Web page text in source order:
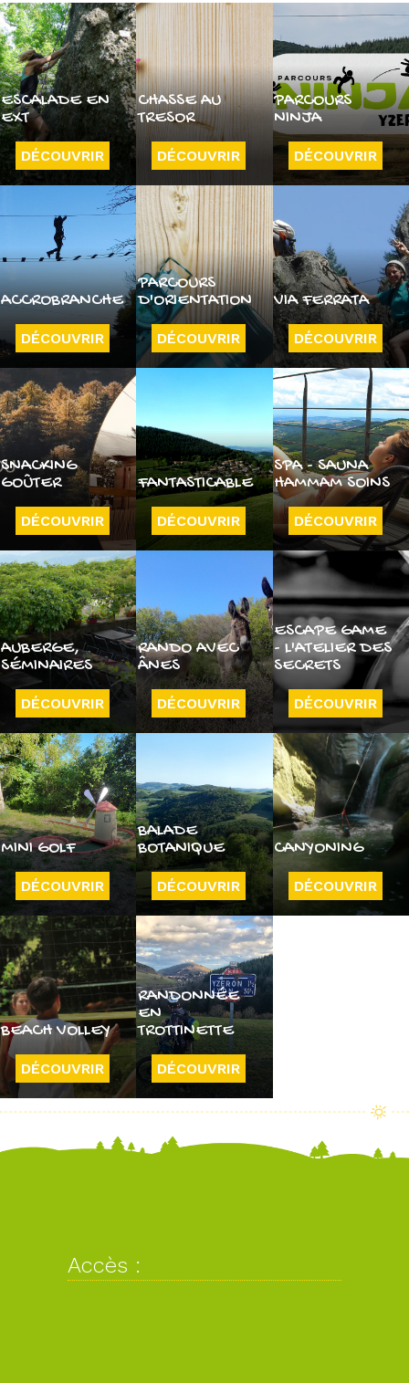
ESCALADE EN
EXT
DÉCOUVRIR
CHASSE AU
TRESOR
DÉCOUVRIR
PARCOURS
NINJA
DÉCOUVRIR
ACCROBRANCHE
DÉCOUVRIR
PARCOURS
D'ORIENTATION
DÉCOUVRIR
VIA FERRATA
DÉCOUVRIR
SNACKING
GOÛTER
DÉCOUVRIR
FANTASTICABLE
DÉCOUVRIR
SPA - SAUNA
HAMMAM SOINS
DÉCOUVRIR
AUBERGE,
SÉMINAIRES
DÉCOUVRIR
RANDO AVEC
ÂNES
DÉCOUVRIR
ESCAPE GAME
- L'ATELIER DES
SECRETS
DÉCOUVRIR
MINI GOLF
DÉCOUVRIR
BALADE
BOTANIQUE
DÉCOUVRIR
CANYONING
DÉCOUVRIR
BEACH VOLLEY
DÉCOUVRIR
RANDONNÉE
EN
TROTTINETTE
DÉCOUVRIR
Accès :